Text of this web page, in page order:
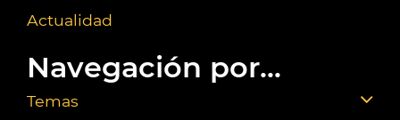
Actualidad
Navegación por...
Temas